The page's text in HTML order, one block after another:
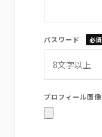
パスワード 必須
プロフィール画像